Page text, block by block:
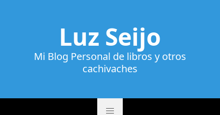
Luz Seijo
Mi Blog Personal de libros y otros
cachivaches